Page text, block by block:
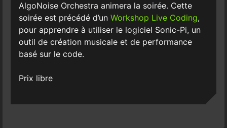
AlgoNoise Orchestra animera la soirée. Cette
soirée est précédé d’un Workshop Live Coding,
pour apprendre à utiliser le logiciel Sonic-Pi, un
outil de création musicale et de performance
basé sur le code.
Prix libre